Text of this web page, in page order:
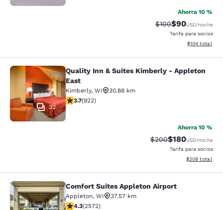
Ahorra 10 %
Precio tachado:
$100Precio con
$90USD/noche
Tarifa para socios
Ver detalles
$104 total
Quality Inn & Suites Kimberly -
32
Quality Inn & Suites Kimberly - Appleton
East
Kimberly, WI
30.88 km
calificación de 3.74 estrellas. Bueno. 922 reseñas
3.7(922)
Ahorra 10 %
Precio tachado:
$200Precio con
$180USD/noche
Tarifa para socios
Ver detalles
$208 total
Comfort Suites Appleton Airport
Comfort Suites Appleton Airport
Appleton, WI
37.57 km
calificación de 4.25 estrellas. Excelente. 2572 reseñas
4.3(2572)